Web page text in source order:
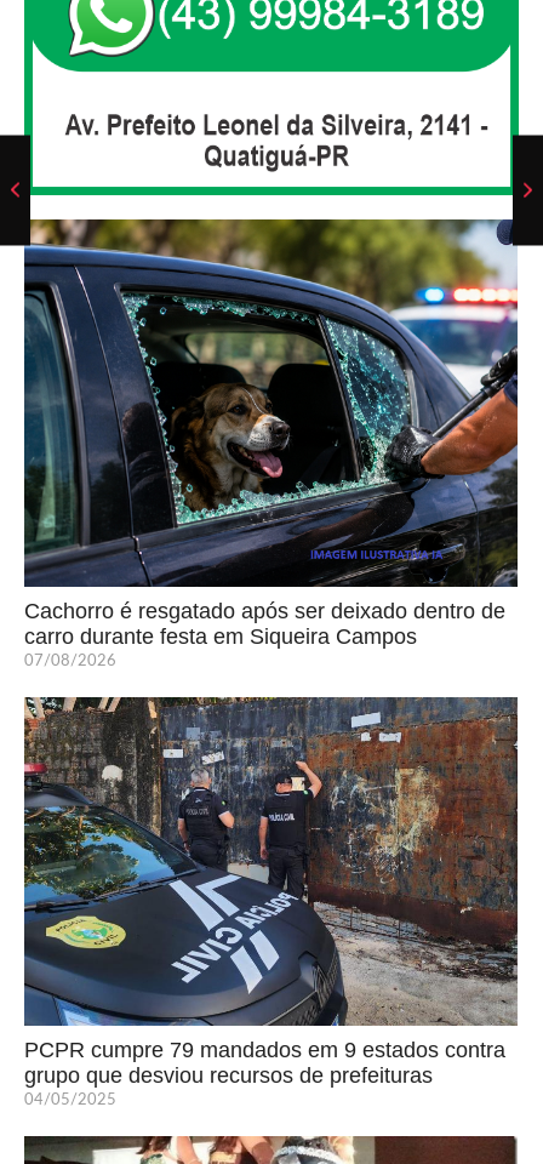
Cachorro é resgatado após ser deixado dentro de
carro durante festa em Siqueira Campos
07/08/2026
PCPR cumpre 79 mandados em 9 estados contra
grupo que desviou recursos de prefeituras
04/05/2025